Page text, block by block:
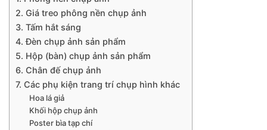
2. Giá treo phông nền chụp ảnh
3. Tấm hắt sáng
4. Đèn chụp ảnh sản phẩm
5. Hộp (bàn) chụp ảnh sản phẩm
6. Chân đế chụp ảnh
7. Các phụ kiện trang trí chụp hình khác
Hoa lá giả
Khối hộp chụp ảnh
Poster bìa tạp chí